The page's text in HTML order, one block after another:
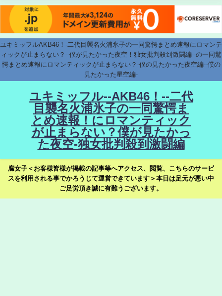
ユキミッフルAKB46！-二代目襲名火浦氷子の一同驚愕まとめ速報にロマンテ
ィックが止まらない？--僕が見たかった夜空！独女批判殺到激闘編--の一同驚
愕まとめ速報にロマンティックが止まらない？-僕の見たかった夜空編--僕の
見たかった星空編-
ユキミッフル--AKB46！--二代
目襲名火浦氷子の一同驚愕ま
とめ速報！にロマンティック
が止まらない？僕が見たかっ
た夜空-独女批判殺到激闘編
腐女子＜お客様皆様が掲載の記事等へアクセス、閲覧、こちらのサービ
スを利用される事でかろうじて運営できています＞本日は足元が悪い中
ご足労頂き誠に有難うございます。